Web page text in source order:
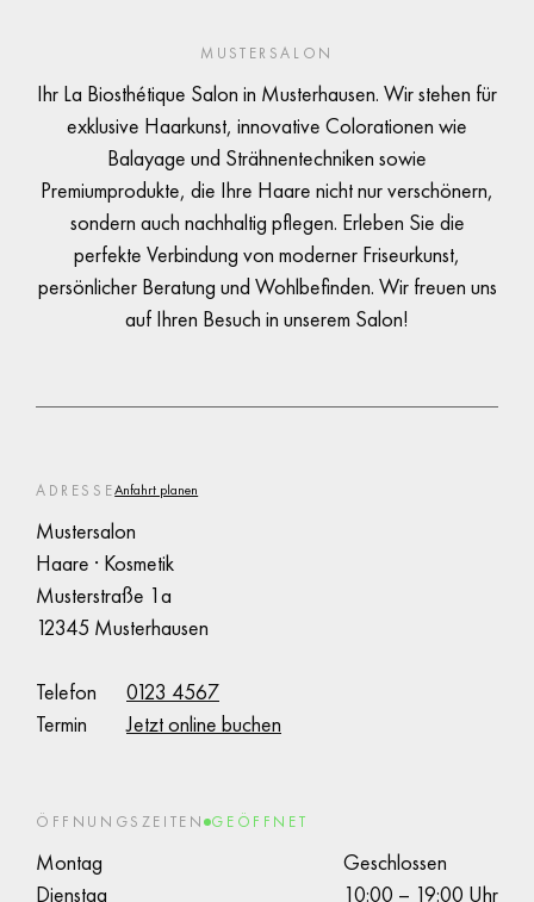
MUSTERSALON
Ihr La Biosthétique Salon in Musterhausen. Wir stehen für
exklusive Haarkunst, innovative Colorationen wie
Balayage und Strähnentechniken sowie
Premiumprodukte, die Ihre Haare nicht nur verschönern,
sondern auch nachhaltig pflegen. Erleben Sie die
perfekte Verbindung von moderner Friseurkunst,
persönlicher Beratung und Wohlbefinden. Wir freuen uns
auf Ihren Besuch in unserem Salon!
ADRESSEAnfahrt planen
Mustersalon
Haare · Kosmetik
Musterstraße 1a
12345 Musterhausen
Telefon
0123 4567
Termin
Jetzt online buchen
ÖFFNUNGSZEITEN GEÖFFNET
Montag
Geschlossen
Dienstag
10:00 – 19:00 Uhr